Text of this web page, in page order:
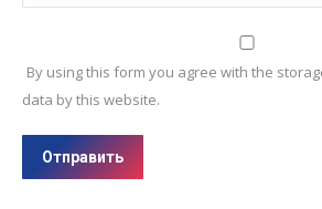
By using this form you agree with the
data by this website.
Отправить